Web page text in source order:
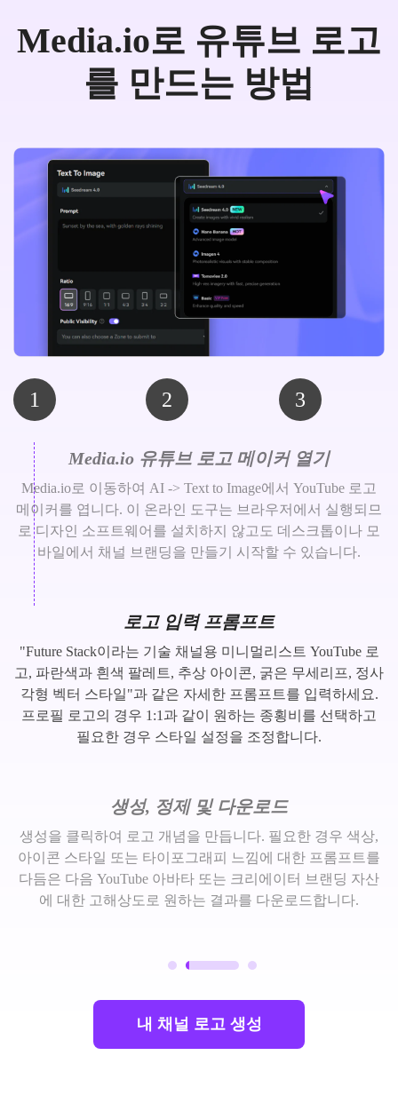
Media.io로 유튜브 로고
를 만드는 방법
1 2 3
Media.io 유튜브 로고 메이커 열기
Media.io로 이동하여 AI -> Text to Image에서 YouTube 로고
메이커를 엽니다. 이 온라인 도구는 브라우저에서 실행되므
로 디자인 소프트웨어를 설치하지 않고도 데스크톱이나 모
바일에서 채널 브랜딩을 만들기 시작할 수 있습니다.
로고 입력 프롬프트
"Future Stack이라는 기술 채널용 미니멀리스트 YouTube 로
고, 파란색과 흰색 팔레트, 추상 아이콘, 굵은 무세리프, 정사
각형 벡터 스타일"과 같은 자세한 프롬프트를 입력하세요.
프로필 로고의 경우 1:1과 같이 원하는 종횡비를 선택하고
필요한 경우 스타일 설정을 조정합니다.
생성, 정제 및 다운로드
생성을 클릭하여 로고 개념을 만듭니다. 필요한 경우 색상,
아이콘 스타일 또는 타이포그래피 느낌에 대한 프롬프트를
다듬은 다음 YouTube 아바타 또는 크리에이터 브랜딩 자산
에 대한 고해상도로 원하는 결과를 다운로드합니다.
내 채널 로고 생성